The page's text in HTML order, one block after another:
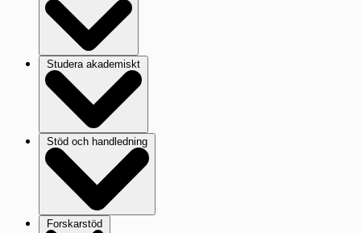
Studera akademiskt
Stöd och handledning
Forskarstöd